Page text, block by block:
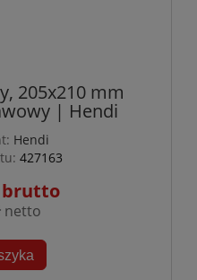
205x210 mm
| Hendi
Hendi
427163